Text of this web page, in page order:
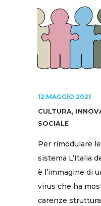
12 MAGGIO 2021
CULTURA,
SOCIALE
Per rimodulare
sistema L’Italia
è l’immagine di
virus che ha
carenze